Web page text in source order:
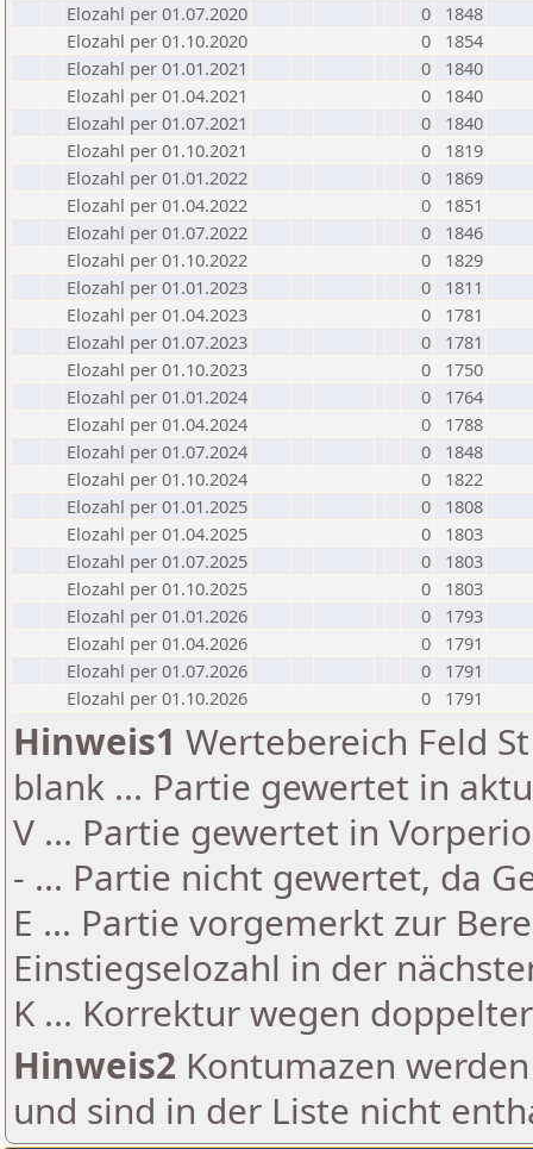
Elozahl per 01.07.2020
0
1848
Elozahl per 01.10.2020
0
1854
Elozahl per 01.01.2021
0
1840
Elozahl per 01.04.2021
0
1840
Elozahl per 01.07.2021
0
1840
Elozahl per 01.10.2021
0
1819
Elozahl per 01.01.2022
0
1869
Elozahl per 01.04.2022
0
1851
Elozahl per 01.07.2022
0
1846
Elozahl per 01.10.2022
0
1829
Elozahl per 01.01.2023
0
1811
Elozahl per 01.04.2023
0
1781
Elozahl per 01.07.2023
0
1781
Elozahl per 01.10.2023
0
1750
Elozahl per 01.01.2024
0
1764
Elozahl per 01.04.2024
0
1788
Elozahl per 01.07.2024
0
1848
Elozahl per 01.10.2024
0
1822
Elozahl per 01.01.2025
0
1808
Elozahl per 01.04.2025
0
1803
Elozahl per 01.07.2025
0
1803
Elozahl per 01.10.2025
0
1803
Elozahl per 01.01.2026
0
1793
Elozahl per 01.04.2026
0
1791
Elozahl per 01.07.2026
0
1791
Elozahl per 01.10.2026
0 1791
Hinweis1 Wertebereich Feld
blank ... Partie gewertet in
V ... Partie gewertet in
- ... Partie nicht gewertet, da
E ... Partie vorgemerkt zur
Einstiegselozahl in der
K ... Korrektur wegen
Hinweis2 Kontumazen
und sind in der Liste nicht